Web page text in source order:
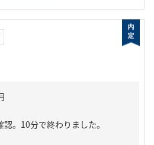
。10分で終わりました。